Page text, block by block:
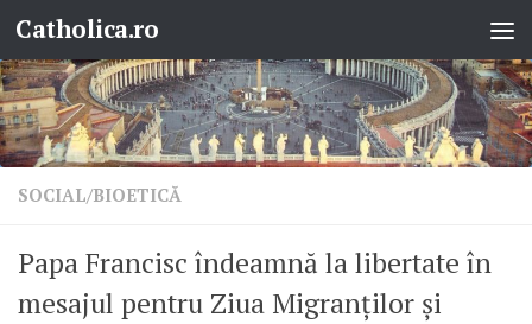
Skip to content
Catholica.ro
SOCIAL/BIOETICĂ
Papa Francisc îndeamnă la libertate în
mesajul pentru Ziua Migranților și